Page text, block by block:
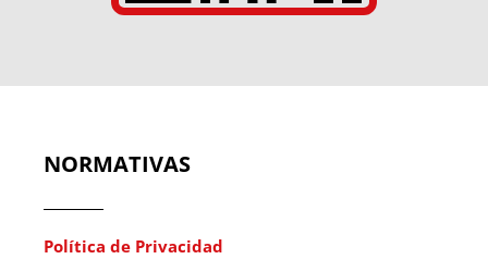
NORMATIVAS
Política de Privacidad